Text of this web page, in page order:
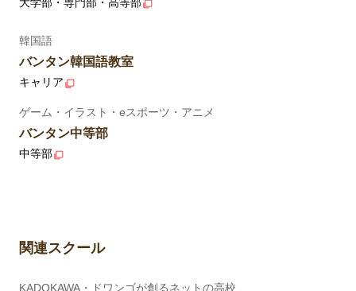
韓国語
バンタン韓国語教室
キャリア
ゲーム・イラスト・eスポーツ・アニメ
バンタン中等部
中等部
関連スクール
KADOKAWA・ドワンゴが創るネットの高校